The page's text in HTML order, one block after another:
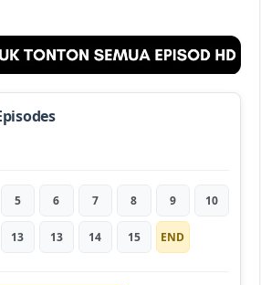
5 6 7 8 9 10
13 13 14 15 END